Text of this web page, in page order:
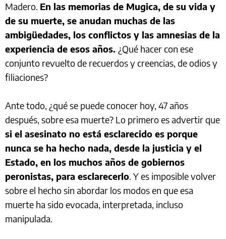
Madero. En las memorias de Mugica, de su vida y
de su muerte, se anudan muchas de las
ambigüedades, los conflictos y las amnesias de la
experiencia de esos años. ¿Qué hacer con ese
conjunto revuelto de recuerdos y creencias, de odios y
filiaciones?
Ante todo, ¿qué se puede conocer hoy, 47 años
después, sobre esa muerte? Lo primero es advertir que
si el asesinato no está esclarecido es porque
nunca se ha hecho nada, desde la justicia y el
Estado, en los muchos años de gobiernos
peronistas, para esclarecerlo. Y es imposible volver
sobre el hecho sin abordar los modos en que esa
muerte ha sido evocada, interpretada, incluso
manipulada.